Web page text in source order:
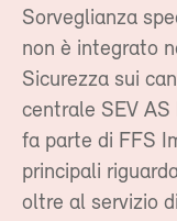
Sorveglianza
non è integrato
Sicurezza sui
centrale SEV
fa parte di FFS
principali
oltre al servizio